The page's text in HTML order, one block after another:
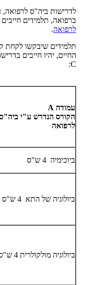
ברפואה, תלמידים
לרפואה.
תלמידים שיבקשו לקחת
החיים, יהיו חייבים
C:
עמודה A
הקורס הנדרש ע"י
לרפואה
ביוכימיה 4 ש"ס
ביולוגיה של התא 4 ש"ס
ביולוגיה מולקולרית 4 ש"ס